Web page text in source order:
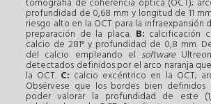
tomografía de coherencia óptica (OCT);
profundidad de 0,68 mm y longitud de 11
riesgo alto en la OCT para la infraexpansión
preparación de la placa. B: calcificación
calcio de 281° y profundidad de 0,8 mm.
del calcio empleando el software
detectados definidos por el arco naranja
la OCT. C: calcio excéntrico en la OCT;
Obsérvese que los bordes bien
poder valorar la profundidad de este